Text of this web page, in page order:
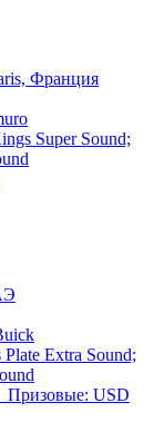
Франция
Super Sound;
Extra Sound;
Призовые: USD